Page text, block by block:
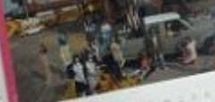
報道・情報番
年3月16日（月